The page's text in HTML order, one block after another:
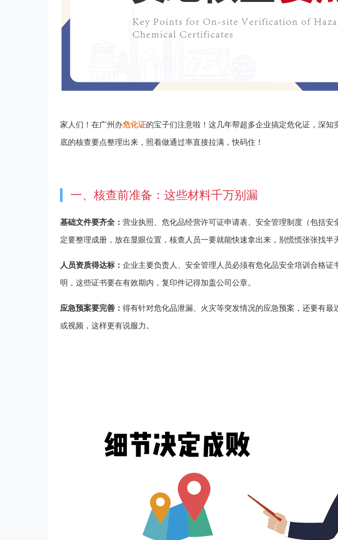
家人们！在广州办危化证的宝子们注意啦！这几年帮超多企业搞定危化证，深知
底的核查要点整理出来，照着做通过率直接拉满，快码住！
一、核查前准备：这些材料千万别漏
基础文件要齐全： 营业执照、危化品经营许可证申请表、安全管理制度（包括安
定要整理成册，放在显眼位置，核查人员一要就能快速拿出来，别慌慌张张找半
人员资质得达标： 企业主要负责人、安全管理人员必须有危化品安全培训合格证
明，这些证书要在有效期内，复印件记得加盖公司公章。
应急预案要完善： 得有针对危化品泄漏、火灾等突发情况的应急预案，还要有最
或视频，这样更有说服力。